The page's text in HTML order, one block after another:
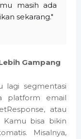
masih ada
sekarang."
Gampang
lagi segmentasi
platform email
atau
Kamu bisa bikin
Misalnya,